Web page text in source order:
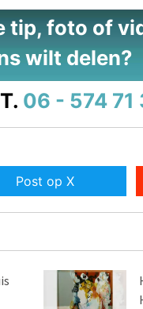
tip, foto of
wilt delen?
T. 06 - 574 71
Post op X